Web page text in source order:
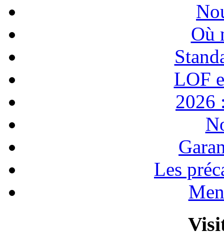
Où
LOF
2026
Les